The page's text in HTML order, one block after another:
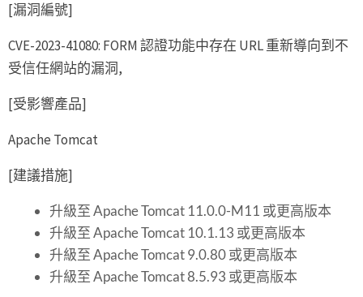
[漏洞編號]
CVE-2023-41080: FORM 認證功能中存在 URL 重新導向到不
受信任網站的漏洞,
[受影響產品]
Apache Tomcat
[建議措施]
升級至 Apache Tomcat 11.0.0-M11 或更高版本
升級至 Apache Tomcat 10.1.13 或更高版本
升級至 Apache Tomcat 9.0.80 或更高版本
升級至 Apache Tomcat 8.5.93 或更高版本